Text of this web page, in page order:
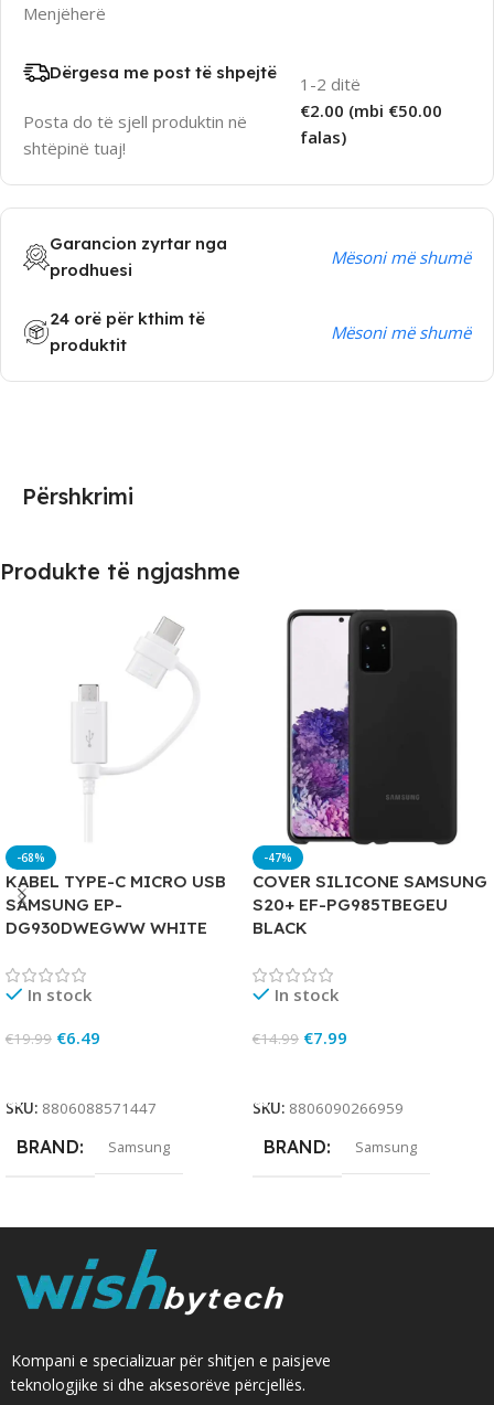
Menjëherë
Dërgesa me post të shpejtë
Posta do të sjell produktin në
shtëpinë tuaj!
1-2 ditë
€2.00 (mbi €50.00
falas)
Garancion zyrtar nga
prodhuesi
Mësoni më shumë
24 orë për kthim të
produktit
Mësoni më shumë
Përshkrimi
Produkte të ngjashme
-68%
KABEL TYPE-C MICRO USB
SAMSUNG EP-
DG930DWEGWW WHITE
In stock
€19.99 €6.49
SKU: 8806088571447
BRAND Samsung
-47%
COVER SILICONE SAMSUNG
S20+ EF-PG985TBEGEU
BLACK
In stock
€14.99 €7.99
SKU: 8806090266959
BRAND Samsung
Kompani e specializuar për shitjen e paisjeve
teknologjike si dhe aksesorëve përcjellës.